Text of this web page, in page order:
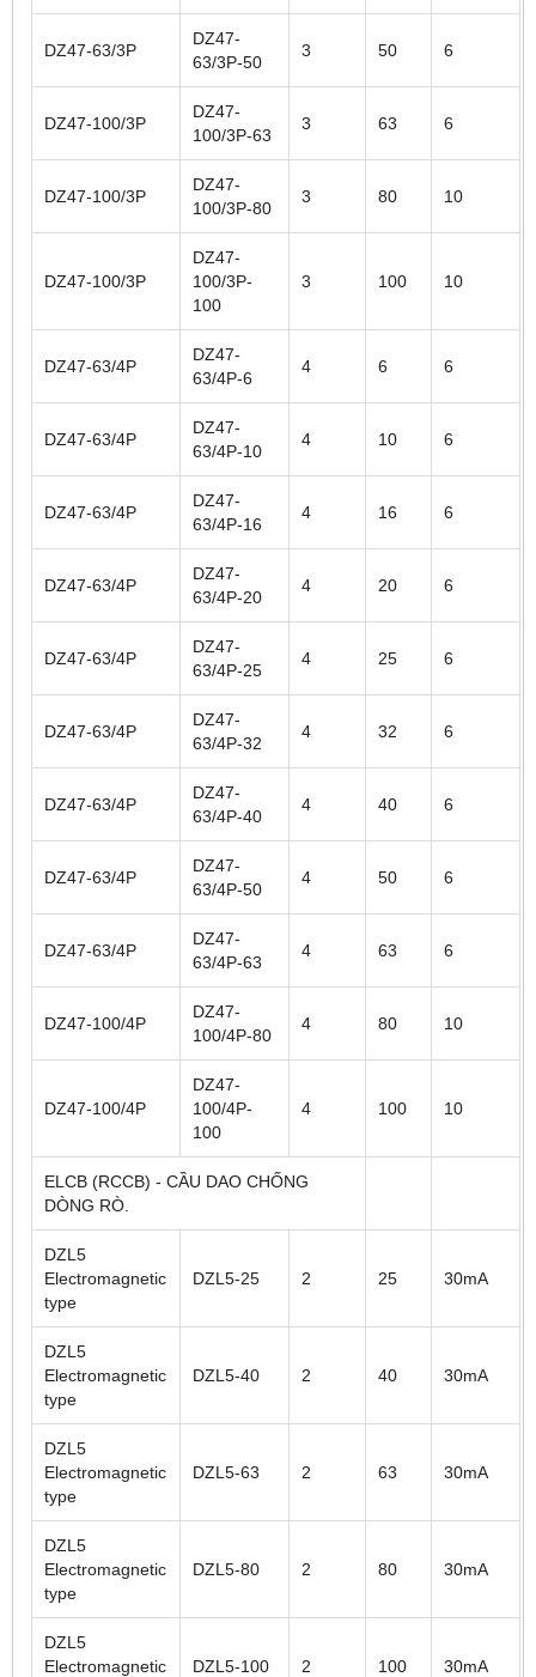
DZ47-63/3P
DZ47-
63/3P-50
3 50 6
DZ47-100/3P
DZ47-
100/3P-63
3 63 6
DZ47-100/3P
DZ47-
100/3P-80
3 80 10
DZ47-100/3P
DZ47-
100/3P-
100
3 100 10
DZ47-63/4P
DZ47-
63/4P-6
4 6 6
DZ47-63/4P
DZ47-
63/4P-10
4 10 6
DZ47-63/4P
DZ47-
63/4P-16
4 16 6
DZ47-63/4P
DZ47-
63/4P-20
4 20 6
DZ47-63/4P
DZ47-
63/4P-25
4 25 6
DZ47-63/4P
DZ47-
63/4P-32
4 32 6
DZ47-63/4P
DZ47-
63/4P-40
4 40 6
DZ47-63/4P
DZ47-
63/4P-50
4 50 6
DZ47-63/4P
DZ47-
63/4P-63
4 63 6
DZ47-100/4P
DZ47-
100/4P-80
4 80 10
DZ47-100/4P
DZ47-
100/4P-
100
4 100 10
ELCB (RCCB) - CẦU DAO CHỐNG
DÒNG RÒ.
DZL5
Electromagnetic
type
DZL5-25 2 25 30mA
DZL5
Electromagnetic
type
DZL5-40 2 40 30mA
DZL5
Electromagnetic
type
DZL5-63 2 63 30mA
DZL5
Electromagnetic
type
DZL5-80 2 80 30mA
DZL5
Electromagnetic
DZL5-100 2 100 30mA